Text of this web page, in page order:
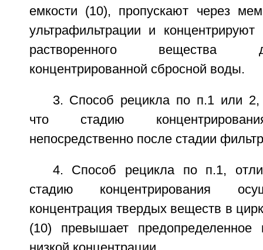
емкости (10), пропускают через
ультрафильтрации и
растворенного вещества
концентрированной сбросной воды.
3. Способ рецикла по п.1 или
что стадию
непосредственно после стадии
4. Способ рецикла по п.1,
стадию концентрирования
концентрация твердых веществ в
(10) превышает предопределенное